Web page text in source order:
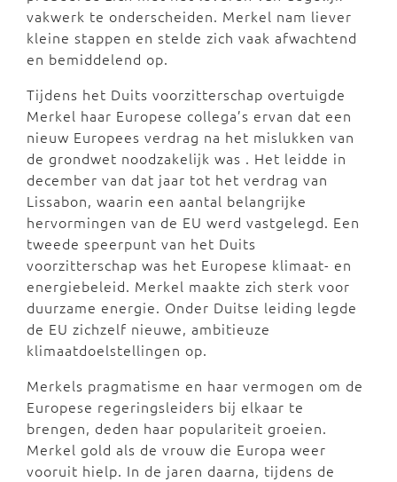
vakwerk te onderscheiden. Merkel nam liever
kleine stappen en stelde zich vaak afwachtend
en bemiddelend op.
Tijdens het Duits voorzitterschap overtuigde
Merkel haar Europese collega’s ervan dat een
nieuw Europees verdrag na het mislukken van
de grondwet noodzakelijk was . Het leidde in
december van dat jaar tot het verdrag van
Lissabon, waarin een aantal belangrijke
hervormingen van de EU werd vastgelegd. Een
tweede speerpunt van het Duits
voorzitterschap was het Europese klimaat- en
energiebeleid. Merkel maakte zich sterk voor
duurzame energie. Onder Duitse leiding legde
de EU zichzelf nieuwe, ambitieuze
klimaatdoelstellingen op.
Merkels pragmatisme en haar vermogen om de
Europese regeringsleiders bij elkaar te
brengen, deden haar populariteit groeien.
Merkel gold als de vrouw die Europa weer
vooruit hielp. In de jaren daarna, tijdens de